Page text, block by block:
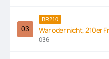
BR210
War oder nicht, 210er
036